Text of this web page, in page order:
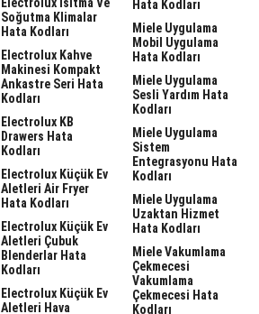
Electrolux Isıtma Ve
Soğutma Klimalar
Hata Kodları
Electrolux Kahve
Makinesi Kompakt
Ankastre Seri Hata
Kodları
Electrolux KB
Drawers Hata
Kodları
Electrolux Küçük Ev
Aletleri Air Fryer
Hata Kodları
Electrolux Küçük Ev
Aletleri Çubuk
Blenderlar Hata
Kodları
Electrolux Küçük Ev
Aletleri Hava
Hata Kodları
Miele Uygulama
Mobil Uygulama
Hata Kodları
Miele Uygulama
Sesli Yardım Hata
Kodları
Miele Uygulama
Sistem
Entegrasyonu Hata
Kodları
Miele Uygulama
Uzaktan Hizmet
Hata Kodları
Miele Vakumlama
Çekmecesi
Vakumlama
Çekmecesi Hata
Kodları